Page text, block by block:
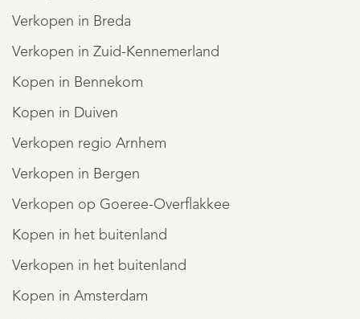
Verkopen in Breda
Verkopen in Zuid-Kennemerland
Kopen in Bennekom
Kopen in Duiven
Verkopen regio Arnhem
Verkopen in Bergen
Verkopen op Goeree-Overflakkee
Kopen in het buitenland
Verkopen in het buitenland
Kopen in Amsterdam